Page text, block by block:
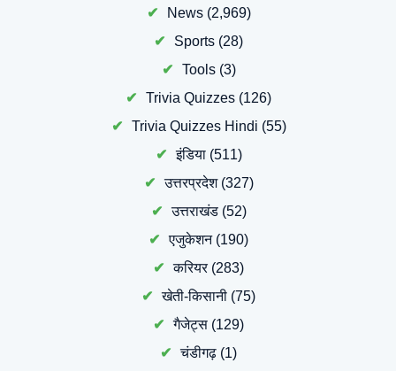
News(2,969)
Sports (28)
Tools(3)
Trivia Quizzes (126)
Trivia Quizzes Hindi (55)
इंडिया(511)
उत्तरप्रदेश(327)
उत्तराखंड(52)
एजुकेशन(190)
करियर(283)
खेती-किसानी (75)
गैजेट्स (129)
चंडीगढ़ (1)